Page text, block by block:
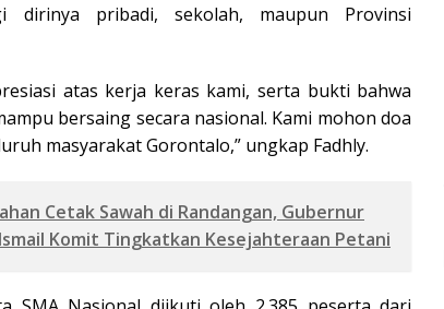
dirinya pribadi, sekolah, maupun Provinsi
atas kerja keras kami, serta bukti bahwa
bersaing secara nasional. Kami mohon doa
masyarakat Gorontalo,” ungkap Fadhly.
Cetak Sawah di Randangan, Gubernur
Komit Tingkatkan Kesejahteraan Petani